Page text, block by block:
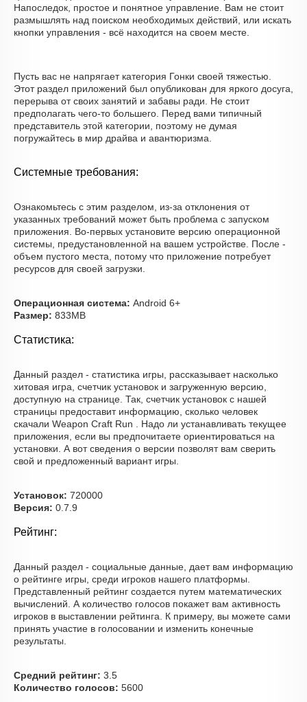
Напоследок, простое и понятное управление. Вам не стоит
размышлять над поиском необходимых действий, или искать
кнопки управления - всё находится на своем месте.
Пусть вас не напрягает категория Гонки своей тяжестью.
Этот раздел приложений был опубликован для яркого досуга,
перерыва от своих занятий и забавы ради. Не стоит
предполагать чего-то большего. Перед вами типичный
представитель этой категории, поэтому не думая
погружайтесь в мир драйва и авантюризма.
Системные требования:
Ознакомьтесь с этим разделом, из-за отклонения от
указанных требований может быть проблема с запуском
приложения. Во-первых установите версию операционной
системы, предустановленной на вашем устройстве. После -
объем пустого места, потому что приложение потребует
ресурсов для своей загрузки.
Операционная система: Android 6+
Размер: 833MB
Статистика:
Данный раздел - статистика игры, рассказывает насколько
хитовая игра, счетчик установок и загруженную версию,
доступную на странице. Так, счетчик установок с нашей
страницы предоставит информацию, сколько человек
скачали Weapon Craft Run . Надо ли устанавливать текущее
приложения, если вы предпочитаете ориентироваться на
установки. А вот сведения о версии позволят вам сверить
свой и предложенный вариант игры.
Установок: 720000
Версия: 0.7.9
Рейтинг:
Данный раздел - социальные данные, дает вам информацию
о рейтинге игры, среди игроков нашего платформы.
Представленный рейтинг создается путем математических
вычислений. А количество голосов покажет вам активность
игроков в выставлении рейтинга. К примеру, вы можете сами
принять участие в голосовании и изменить конечные
результаты.
Средний рейтинг: 3.5
Количество голосов: 5600